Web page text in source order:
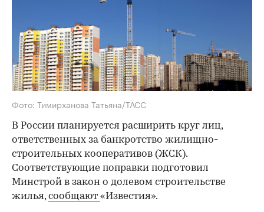
Фото: Тимирханова Татьяна/ТАСС
В России планируется расширить круг лиц,
ответственных за банкротство жилищно-
строительных кооперативов (ЖСК).
Соответствующие поправки подготовил
Минстрой в закон о долевом строительстве
жилья,сообщают «Известия».